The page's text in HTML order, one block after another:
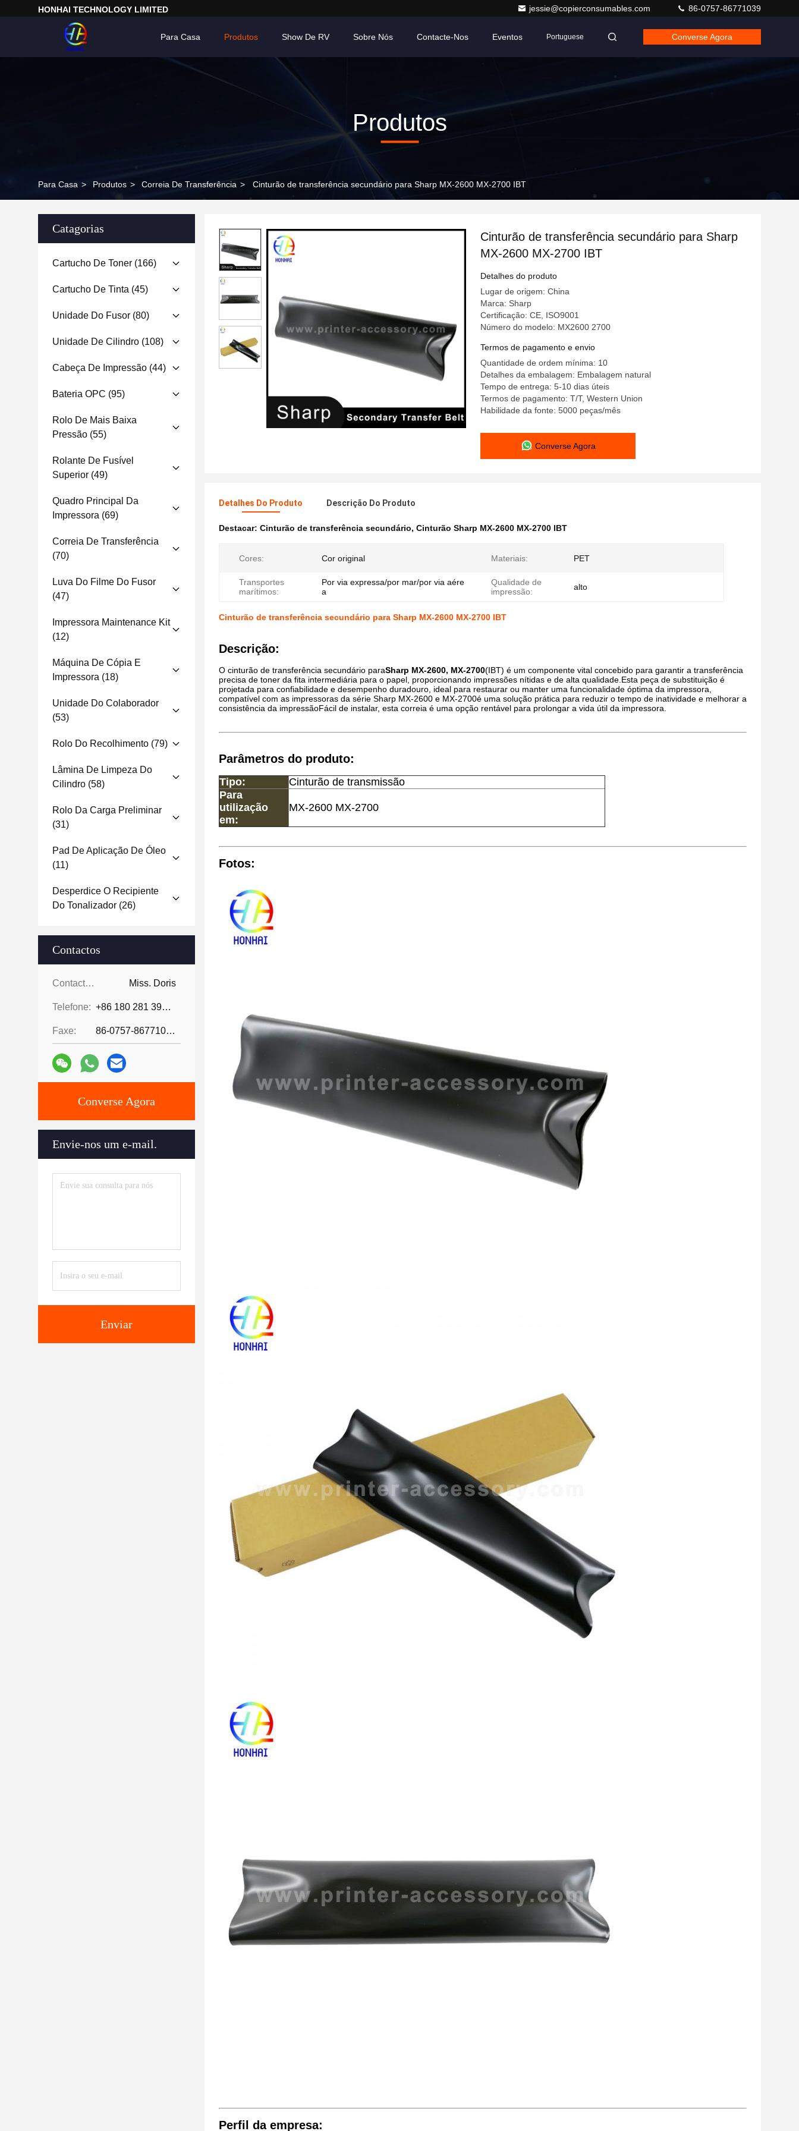
HONHAI TECHNOLOGY LIMITED jessie@copierconsumables.com 86-0757-86771039
Para Casa Produtos Show De RV Sobre Nós Contacte-Nos Eventos Portuguese Converse Agora
Produtos
Para Casa > Produtos > Correia De Transferência > Cinturão de transferência secundário para Sharp MX-2600 MX-2700 IBT
Catagorias
Cartucho De Toner (166)
Cartucho De Tinta (45)
Unidade Do Fusor (80)
Unidade De Cilindro (108)
Cabeça De Impressão (44)
Bateria OPC (95)
Rolo De Mais Baixa
Pressão (55)
Rolante De Fusível
Superior (49)
Quadro Principal Da
Impressora (69)
Correia De Transferência
(70)
Luva Do Filme Do Fusor
(47)
Impressora Maintenance Kit
(12)
Máquina De Cópia E
Impressora (18)
Unidade Do Colaborador
(53)
Rolo Do Recolhimento (79)
Lâmina De Limpeza Do
Cilindro (58)
Rolo Da Carga Preliminar
(31)
Pad De Aplicação De Óleo
(11)
Desperdice O Recipiente
Do Tonalizador (26)
Contactos
Contactos: Miss. Doris
Telefone: +86 180 281 39871
Faxe: 86-0757-86771039
Converse Agora
Envie-nos um e-mail.
Enviar
Cinturão de transferência secundário para Sharp
MX-2600 MX-2700 IBT
Detalhes do produto
Lugar de origem: China
Marca: Sharp
Certificação: CE, ISO9001
Número do modelo: MX2600 2700
Termos de pagamento e envio
Quantidade de ordem mínima: 10
Detalhes da embalagem: Embalagem natural
Tempo de entrega: 5-10 dias úteis
Termos de pagamento: T/T, Western Union
Habilidade da fonte: 5000 peças/mês
Converse Agora
Detalhes Do Produto Descrição Do Produto
Destacar: Cinturão de transferência secundário, Cinturão Sharp MX-2600 MX-2700 IBT
Cores: Cor original Materiais: PET
Transportes
marítimos:
Por via expressa/por mar/por via aére
a
Qualidade de
impressão:
alto
Cinturão de transferência secundário para Sharp MX-2600 MX-2700 IBT
Descrição:
O cinturão de transferência secundário paraSharp MX-2600, MX-2700(IBT) é um componente vital concebido para garantir a transferência
precisa de toner da fita intermediária para o papel, proporcionando impressões nítidas e de alta qualidade.Esta peça de substituição é
projetada para confiabilidade e desempenho duradouro, ideal para restaurar ou manter uma funcionalidade óptima da impressora,
compatível com as impressoras da série Sharp MX-2600 e MX-2700é uma solução prática para reduzir o tempo de inatividade e melhorar a
consistência da impressãoFácil de instalar, esta correia é uma opção rentável para prolongar a vida útil da impressora.
Parâmetros do produto:
Tipo:
Cinturão de transmissão
Para
utilização
em:
MX-2600 MX-2700
Fotos:
Perfil da empresa: